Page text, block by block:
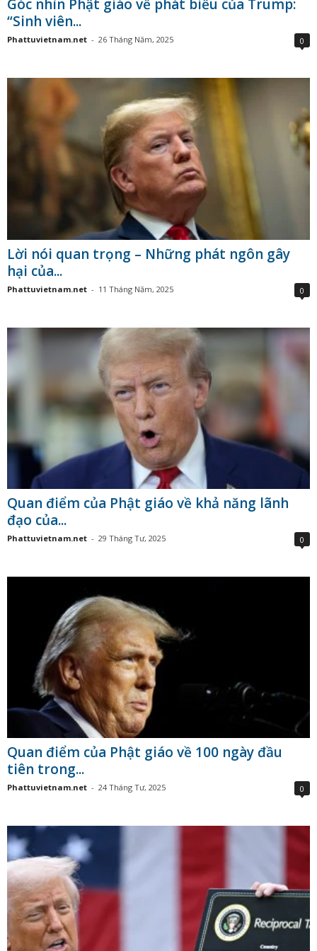
Góc nhìn Phật giáo về phát biểu của Trump:
“Sinh viên...
Phattuvietnam.net - 26 Tháng Năm, 2025 0
Lời nói quan trọng – Những phát ngôn gây
hại của...
Phattuvietnam.net - 11 Tháng Năm, 2025 0
Quan điểm của Phật giáo về khả năng lãnh
đạo của...
Phattuvietnam.net - 29 Tháng Tư, 2025 0
Quan điểm của Phật giáo về 100 ngày đầu
tiên trong...
Phattuvietnam.net - 24 Tháng Tư, 2025 0